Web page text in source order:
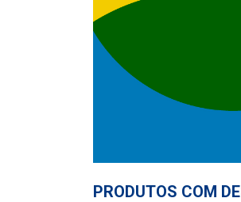
PRODUTOS COM